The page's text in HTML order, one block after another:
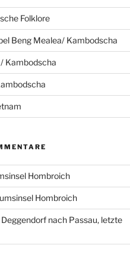
Folklore
Beng Mealea/ Kambodscha
Kambodscha
Hombroich
Hombroich
nach Passau, letzte